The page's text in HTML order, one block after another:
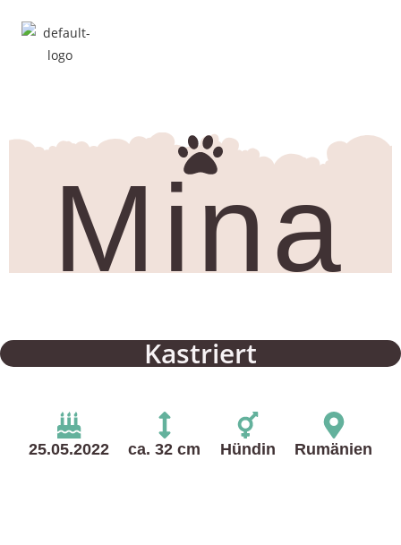
Mina
Kastriert
25.05.2022 ca. 32 cm Hündin Rumänien